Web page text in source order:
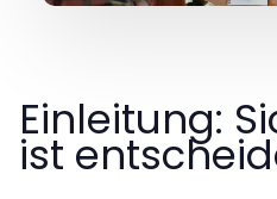
Einleitung:
ist